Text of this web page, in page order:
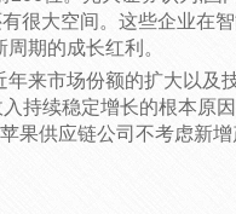
很大空间。这些企业在
期的成长红利。
来市场份额的扩大以及
持续稳定增长的根本原
果供应链公司不考虑新